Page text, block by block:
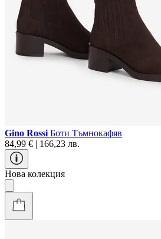
Gino Rossi Боти Тъмнокафяв
84,99 € | 166,23 лв.
Нова колекция